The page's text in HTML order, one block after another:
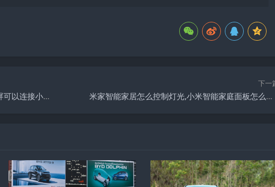
米家智能家居用什么投影仪,小度智能屏可以连接小米设备吗？
下一
米家智能家居怎么控制灯光,小米智能家庭面板怎么无线控制灯光？